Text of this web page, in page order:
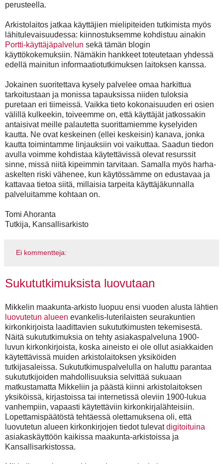
perusteella.
Arkistolaitos jatkaa käyttäjien mielipiteiden tutkimista myös
lähitulevaisuudessa: kiinnostuksemme kohdistuu ainakin
Portti-käyttäjäpalvelun sekä tämän blogin
käyttökokemuksiin. Nämäkin hankkeet toteutetaan yhdessä
edellä mainitun informaatiotutkimuksen laitoksen kanssa.
Jokainen suoritettava kysely palvelee omaa harkittua
tarkoitustaan ja monissa tapauksissa niiden tuloksia
puretaan eri tiimeissä. Vaikka tieto kokonaisuuden eri osien
välillä kulkeekin, toiveemme on, että käyttäjät jatkossakin
antaisivat meille palautetta suorittamiemme kyselyiden
kautta. Ne ovat keskeinen (ellei keskeisin) kanava, jonka
kautta toimintamme linjauksiin voi vaikuttaa. Saadun tiedon
avulla voimme kohdistaa käytettävissä olevat resurssit
sinne, missä niitä kipeimmin tarvitaan. Samalla myös harha-
askelten riski vähenee, kun käytössämme on edustavaa ja
kattavaa tietoa siitä, millaisia tarpeita käyttäjäkunnalla
palveluitamme kohtaan on.
Tomi Ahoranta
Tutkija, Kansallisarkisto
Ei kommentteja:
Sukututkimuksista luovutaan
Mikkelin maakunta-arkisto luopuu ensi vuoden alusta lähtien
luovutetun alueen evankelis-luterilaisten seurakuntien
kirkonkirjoista laadittavien sukututkimusten tekemisestä.
Näitä sukututkimuksia on tehty asiakaspalveluna 1900-
luvun kirkonkirjoista, koska aineisto ei ole ollut asiakkaiden
käytettävissä muiden arkistolaitoksen yksiköiden
tutkijasaleissa. Sukututkimuspalvelulla on haluttu parantaa
sukututkijoiden mahdollisuuksia selvittää sukuaan
matkustamatta Mikkeliin ja päästä kiinni arkistolaitoksen
yksiköissä, kirjastoissa tai internetissä oleviin 1900-lukua
vanhempiin, vapaasti käytettäviin kirkonkirjalähteisiin.
Lopettamispäätöstä tehtäessä olettamuksena oli, että
luovutetun alueen kirkonkirjojen tiedot tulevatdigitoituina
asiakaskäyttöön kaikissa maakunta-arkistoissa ja
Kansallisarkistossa.